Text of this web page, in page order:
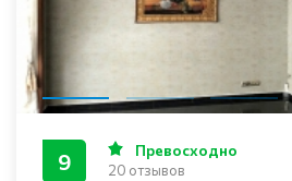
9 Превосходно
20 отзывов